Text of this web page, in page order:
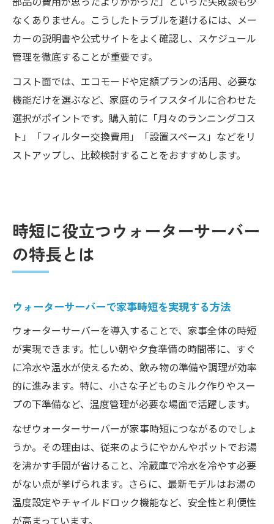
なくありません。こうしたトラブルを避けるには、メー
カーの説明書や公式サイトをよく確認し、スケジュール
管理を徹底することが重要です。
コスト面では、エコモードや定額プランの活用、必要な
機能だけを選ぶなど、家庭のライフスタイルに合わせた
選択がポイントです。購入前に「月々のランニングコス
ト」「フィルター交換費用」「設置スペース」などをリ
ストアップし、比較検討することをおすすめします。
時短に役立つウォーターサーバー
の特長とは
ウォーターサーバーで家事時短を実現する方法
ウォーターサーバーを導入することで、家事全体の時短
が実現できます。忙しい朝や夕食準備の時間帯に、すぐ
に冷水や温水が使えるため、飲み物の準備や調理が効率
的に進みます。特に、小さな子どものミルク作りやスー
プの下準備など、温度管理が必要な場面で活躍します。
なぜウォーターサーバーが家事時短につながるのでしょ
うか。その理由は、従来のようにやかんやポットでお湯
を沸かす手間が省けること、冷蔵庫で冷水を冷やす必要
がない点が挙げられます。さらに、最新モデルはお湯の
温度設定やチャイルドロック機能など、安全性と利便性
が高まっています。